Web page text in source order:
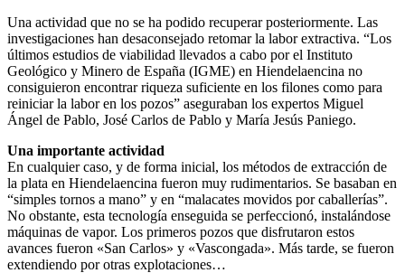
Una actividad que no se ha podido recuperar posteriormente. Las
investigaciones han desaconsejado retomar la labor extractiva. “Los
últimos estudios de viabilidad llevados a cabo por el Instituto
Geológico y Minero de España (IGME) en Hiendelaencina no
consiguieron encontrar riqueza suficiente en los filones como para
reiniciar la labor en los pozos” aseguraban los expertos Miguel
Ángel de Pablo, José Carlos de Pablo y María Jesús Paniego.
Una importante actividad
En cualquier caso, y de forma inicial, los métodos de extracción de
la plata en Hiendelaencina fueron muy rudimentarios. Se basaban en
“simples tornos a mano” y en “malacates movidos por caballerías”.
No obstante, esta tecnología enseguida se perfeccionó, instalándose
máquinas de vapor. Los primeros pozos que disfrutaron estos
avances fueron «San Carlos» y «Vascongada». Más tarde, se fueron
extendiendo por otras explotaciones…